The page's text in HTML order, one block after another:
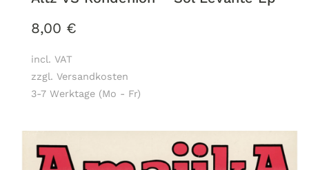
8,00 €
incl. VAT
zzgl. Versandkosten
3-7 Werktage (Mo - Fr)